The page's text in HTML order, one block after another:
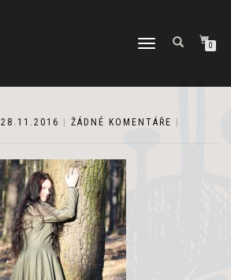
PŘEPNOUT
0
28.11.2016 ŽÁDNÉ KOMENTÁŘE